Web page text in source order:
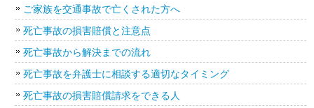
ご家族を交通事故で亡くされた方へ
死亡事故の損害賠償と注意点
死亡事故から解決までの流れ
死亡事故を弁護士に相談する適切なタイミング
死亡事故の損害賠償請求をできる人